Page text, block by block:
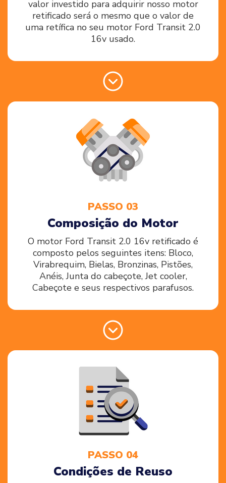
valor investido para adquirir nosso motor
retificado será o mesmo que o valor de
uma retífica no seu motor Ford Transit 2.0
16v usado.
PASSO 03
Composição do Motor
O motor Ford Transit 2.0 16v retificado é
composto pelos seguintes itens: Bloco,
Virabrequim, Bielas, Bronzinas, Pistões,
Anéis, Junta do cabeçote, Jet cooler,
Cabeçote e seus respectivos parafusos.
PASSO 04
Condições de Reuso